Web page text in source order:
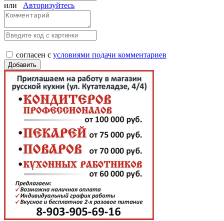
или Авторизуйтесь
согласен с условиями подачи комментариев